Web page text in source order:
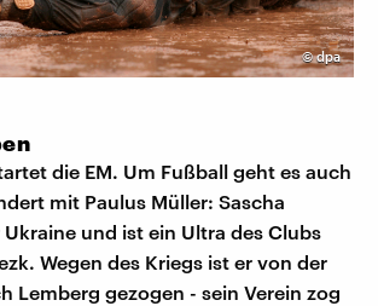
©dpa
die EM. Um Fußball geht es auch
mit Paulus Müller: Sascha
und ist ein Ultra des Clubs
Wegen des Kriegs ist er von der
Lemberg gezogen - sein Verein zog